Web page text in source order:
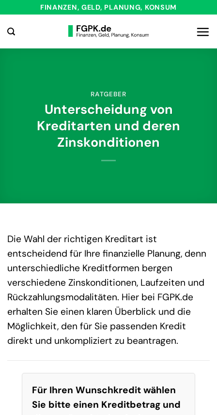
springen
FINANZEN, GELD, PLANUNG, KONSUM
RATGEBER
Unterscheidung von
Kreditarten und deren
Zinskonditionen
Die Wahl der richtigen Kreditart ist
entscheidend für Ihre finanzielle Planung, denn
unterschiedliche Kreditformen bergen
verschiedene Zinskonditionen, Laufzeiten und
Rückzahlungsmodalitäten. Hier bei FGPK.de
erhalten Sie einen klaren Überblick und die
Möglichkeit, den für Sie passenden Kredit
direkt und unkompliziert zu beantragen.
Für Ihren Wunschkredit wählen
Sie bitte einen Kreditbetrag und